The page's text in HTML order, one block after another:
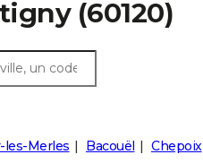
(60120)
les-Merles Bacouël Chepoix